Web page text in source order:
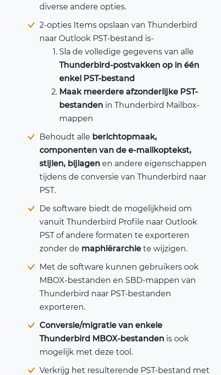
diverse andere opties.
2-opties Items opslaan van Thunderbird
naar Outlook PST-bestand is-
Sla de volledige gegevens van alle
Thunderbird-postvakken op in één
enkel PST-bestand
Maak meerdere afzonderlijke PST-
bestanden in Thunderbird Mailbox-
mappen
Behoudt alle berichtopmaak,
componenten van de e-mailkoptekst,
stijlen, bijlagen en andere eigenschappen
tijdens de conversie van Thunderbird naar
PST.
De software biedt de mogelijkheid om
vanuit Thunderbird Profile naar Outlook
PST of andere formaten te exporteren
zonder de maphiërarchie te wijzigen.
Met de software kunnen gebruikers ook
MBOX-bestanden en SBD-mappen van
Thunderbird naar PST-bestanden
exporteren.
Conversie/migratie van enkele
Thunderbird MBOX-bestanden is ook
mogelijk met deze tool.
Verkrijg het resulterende PST-bestand met